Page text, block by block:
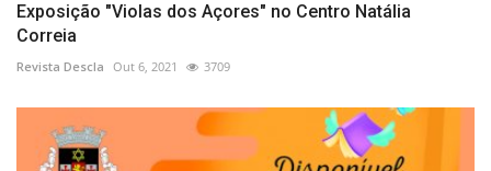
Exposição "Violas dos Açores" no Centro Natália
Correia
Revista Descla Out 6, 2021 3709